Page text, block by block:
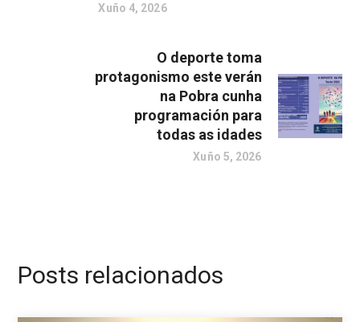
Xuño 4, 2026
O deporte toma
protagonismo este verán
na Pobra cunha
programación para
todas as idades
Xuño 5, 2026
Posts relacionados